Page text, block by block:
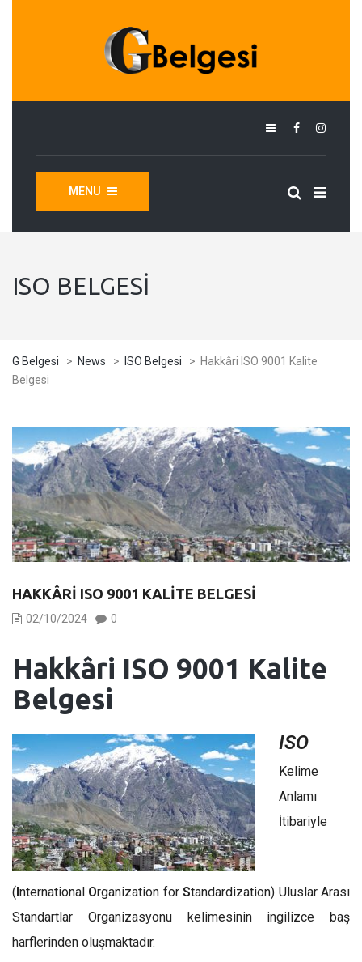
MENU
ISO BELGESI
G Belgesi > News > ISO Belgesi > Hakkâri ISO 9001 Kalite
Belgesi
HAKKÂRI ISO 9001 KALITE BELGESI
02/10/2024 0
Hakkâri ISO 9001 Kalite
Belgesi
ISO
Kelime
Anlamı
İtibariyle
(International Organization forStandardization) Uluslar Arası
Standartlar Organizasyonu kelimesinin ingilizce baş
harflerinden oluşmaktadır.